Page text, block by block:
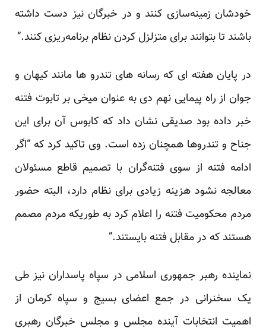
خودشان زمینه‌سازی کنند و در خبرگان نیز دست داشته
باشند تا بتوانند برای متزلزل کردن نظام برنامه‌ریزی کنند.”
در پایان هفته ای که رسانه های تندرو ها مانند کیهان و
جوان از راه پیمایی نهم دی به عنوان میخی بر تابوت فتنه
خبر داده بود صدیقی نشان داد که کابوس آن برای این
جناح و تندروها همچنان زده است. وی تاکید کرد که “اگر
ادامه فتنه از سوی فتنه‌گران با تصمیم قاطع مسئولان
معالجه نشود هزینه زیادی برای نظام دارد، البته حضور
مردم محکومیت فتنه را اعلام کرد به طوریکه مردم مصمم
هستند که در مقابل فتنه بایستند.”
نماینده رهبر جمهوری اسلامی در سپاه پاسداران نیز طی
یک سخنرانی در جمع اعضای بسیج و سپاه کرمان از
اهمیت انتخابات آینده مجلس و مجلس خبرگان رهبری